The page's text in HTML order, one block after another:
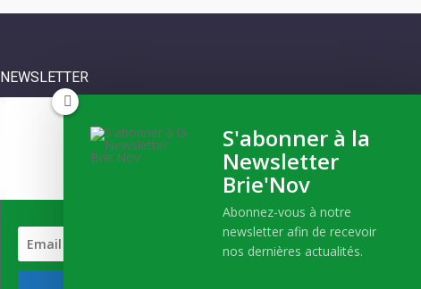
NEWSLETTER
Inscrivez-vous
Et recevez notre actualité !
S'abonner à la
Newsletter
Brie'Nov
Abonnez-vous à notre
newsletter afin de recevoir
nos dernières actualités.